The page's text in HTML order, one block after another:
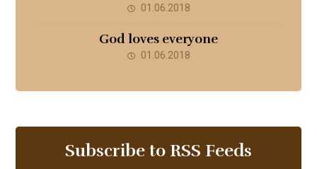
01.06.2018
God loves everyone
01.06.2018
Subscribe to RSS Feeds